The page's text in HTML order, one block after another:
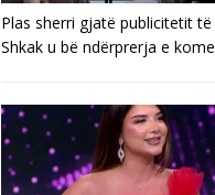
Plas sherri gjatë publicitetit
Shkak u bë ndërprerja e